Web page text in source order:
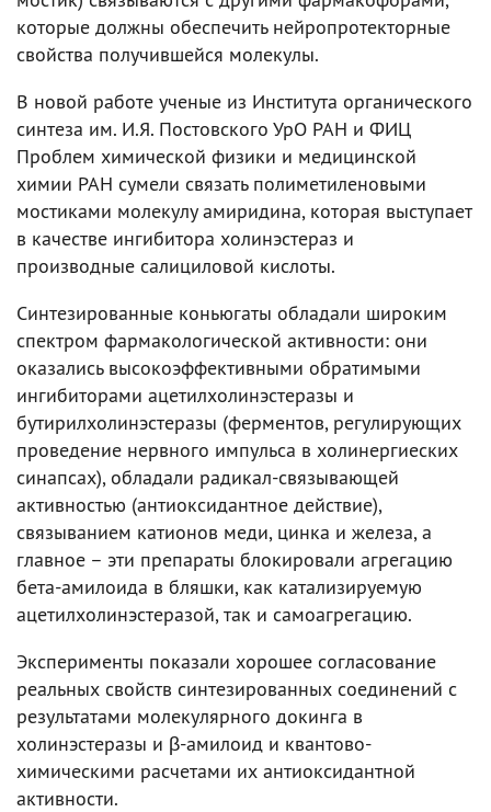
которые должны обеспечить нейропротекторные
свойства получившейся молекулы.
В новой работе ученые из Института органического
синтеза им. И.Я. Постовского УрО РАН и ФИЦ
Проблем химической физики и медицинской
химии РАН сумели связать полиметиленовыми
мостиками молекулу амиридина, которая выступает
в качестве ингибитора холинэстераз и
производные салициловой кислоты.
Синтезированные коньюгаты обладали широким
спектром фармакологической активности: они
оказались высокоэффективными обратимыми
ингибиторами ацетилхолинэстеразы и
бутирилхолинэстеразы (ферментов, регулирующих
проведение нервного импульса в холинергиеских
синапсах), обладали радикал-связывающей
активностью (антиоксидантное действие),
связыванием катионов меди, цинка и железа, а
главное – эти препараты блокировали агрегацию
бета-амилоида в бляшки, как катализируемую
ацетилхолинэстеразой, так и самоагрегацию.
Эксперименты показали хорошее согласование
реальных свойств синтезированных соединений с
результатами молекулярного докинга в
холинэстеразы и β-амилоид и квантово-
химическими расчетами их антиоксидантной
активности.